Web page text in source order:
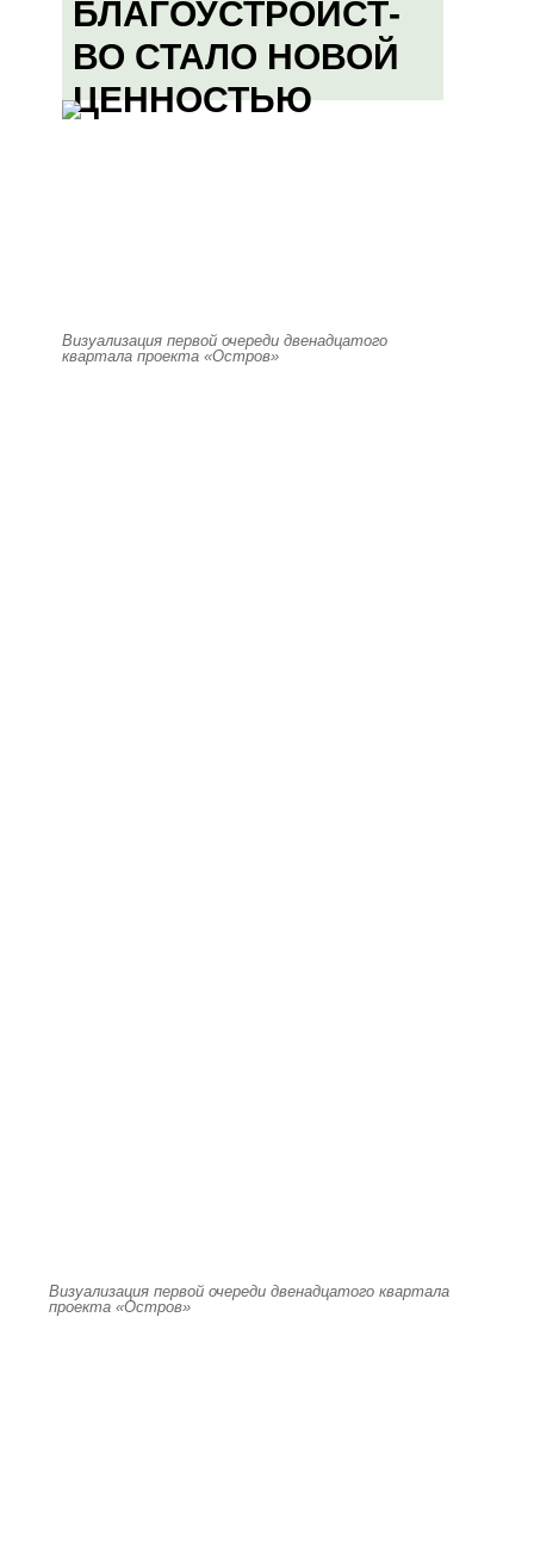
БЛАГОУСТРОЙСТ-
ВО СТАЛО НОВОЙ
ЦЕННОСТЬЮ
Визуализация первой очереди двенадцатого
квартала проекта «Остров»
Визуализация первой очереди двенадцатого квартала
проекта «Остров»